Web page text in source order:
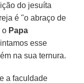
do jesuíta
é "o abraço de
o Papa
esse
na sua ternura.
a faculdade